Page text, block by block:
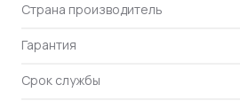
Страна производитель
Гарантия
Срок службы